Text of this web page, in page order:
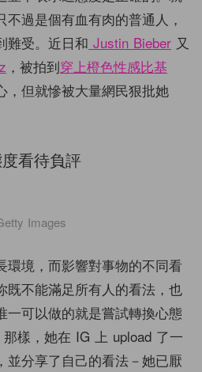
過是個有血有肉的普通人，
難受。近日和 Justin Bieber 又
，被拍到穿上橙色性感比基
，但就慘被大量網民狠批她
看待負評
Images
環境，而影響對事物的不同看
既不能滿足所有人的看法，也
一可以做的就是嘗試轉換心態
樣，她在 IG 上 upload 了一
並分享了自己的看法－她已厭